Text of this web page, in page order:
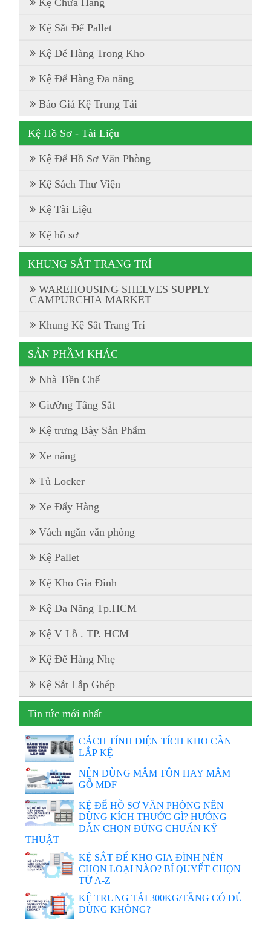
Kệ Chứa Hàng
Kệ Sắt Để Pallet
Kệ Để Hàng Trong Kho
Kệ Để Hàng Đa năng
Báo Giá Kệ Trung Tải
Kệ Hồ Sơ - Tài Liệu
Kệ Để Hồ Sơ Văn Phòng
Kệ Sách Thư Viện
Kệ Tài Liệu
Kệ hồ sơ
KHUNG SẮT TRANG TRÍ
WAREHOUSING SHELVES SUPPLY
CAMPURCHIA MARKET
Khung Kệ Sắt Trang Trí
SẢN PHẦM KHÁC
Nhà Tiền Chế
Giường Tầng Sắt
Kệ trưng Bày Sản Phẩm
Xe nâng
Tủ Locker
Xe Đẩy Hàng
Vách ngăn văn phòng
Kệ Pallet
Kệ Kho Gia Đình
Kệ Đa Năng Tp.HCM
Kệ V Lỗ . TP. HCM
Kệ Để Hàng Nhẹ
Kệ Sắt Lắp Ghép
Tin tức mới nhất
CÁCH TÍNH DIỆN TÍCH KHO CẦN
LẮP KỆ
NÊN DÙNG MÂM TÔN HAY MÂM
GỖ MDF
KỆ ĐỂ HỒ SƠ VĂN PHÒNG NÊN
DÙNG KÍCH THƯỚC GÌ? HƯỚNG
DẪN CHỌN ĐÚNG CHUẨN KỸ
THUẬT
KỆ SẮT ĐỂ KHO GIA ĐÌNH NÊN
CHỌN LOẠI NÀO? BÍ QUYẾT CHỌN
TỪ A-Z
KỆ TRUNG TẢI 300KG/TẦNG CÓ ĐỦ
DÙNG KHÔNG?